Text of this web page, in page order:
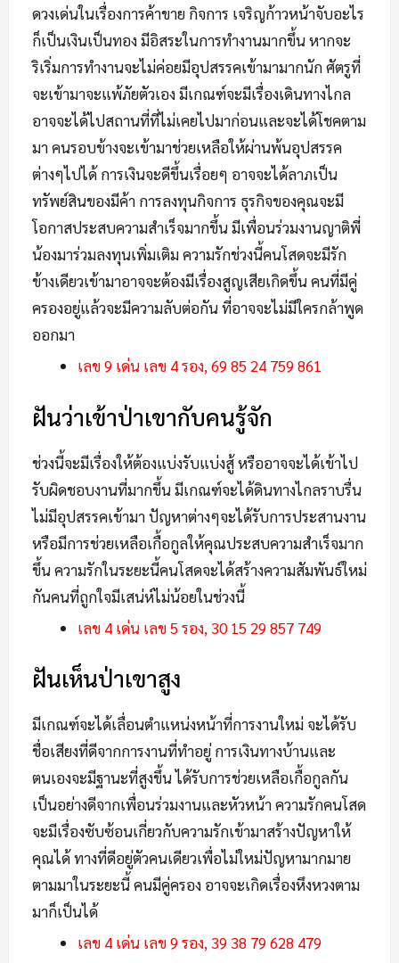
ดวงเด่นในเรื่องการค้าขาย กิจการ เจริญก้าวหน้าจับอะไร
ก็เป็นเงินเป็นทอง มีอิสระในการทำงานมากขึ้น หากจะ
ริเริ่มการทำงานจะไม่ค่อยมีอุปสรรคเข้ามามากนัก ศัตรูที่
จะเข้ามาจะแพ้ภัยตัวเอง มีเกณฑ์จะมีเรื่องเดินทางไกล
อาจจะได้ไปสถานที่ที่ไม่เคยไปมาก่อนและจะได้โชคตาม
มา คนรอบข้างจะเข้ามาช่วยเหลือให้ผ่านพ้นอุปสรรค
ต่างๆไปได้ การเงินจะดีขึ้นเรื่อยๆ อาจจะได้ลาภเป็น
ทรัพย์สินของมีค้า การลงทุนกิจการ ธุรกิจของคุณจะมี
โอกาสประสบความสำเร็จมากขึ้น มีเพื่อนร่วมงานญาติพี่
น้องมาร่วมลงทุนเพิ่มเติม ความรักช่วงนี้คนโสดจะมีรัก
ข้างเดียวเข้ามาอาจจะต้องมีเรื่องสูญเสียเกิดขึ้น คนที่มีคู่
ครองอยู่แล้วจะมีความลับต่อกัน ที่อาจจะไม่มีใครกล้าพูด
ออกมา
เลข 9 เด่น เลข 4 รอง, 69 85 24 759 861
ฝันว่าเข้าป่าเขากับคนรู้จัก
ช่วงนี้จะมีเรื่องให้ต้องแบ่งรับแบ่งสู้ หรืออาจจะได้เข้าไป
รับผิดชอบงานที่มากขึ้น มีเกณฑ์จะได้ดินทางไกลราบรื่น
ไม่มีอุปสรรคเข้ามา ปัญหาต่างๆจะได้รับการประสานงาน
หรือมีการช่วยเหลือเกื้อกูลให้คุณประสบความสำเร็จมาก
ขึ้น ความรักในระยะนี้คนโสดจะได้สร้างความสัมพันธ์ใหม่
กันคนที่ถูกใจมีเสน่ห์ไม่น้อยในช่วงนี้
เลข 4 เด่น เลข 5 รอง, 30 15 29 857 749
ฝันเห็นป่าเขาสูง
มีเกณฑ์จะได้เลื่อนตำแหน่งหน้าที่การงานใหม่ จะได้รับ
ชื่อเสียงที่ดีจากการงานที่ทำอยู่ การเงินทางบ้านและ
ตนเองจะมีฐานะที่สูงขึ้น ได้รับการช่วยเหลือเกื้อกูลกัน
เป็นอย่างดีจากเพื่อนร่วมงานและหัวหน้า ความรักคนโสด
จะมีเรื่องซับซ้อนเกี่ยวกับความรักเข้ามาสร้างปัญหาให้
คุณได้ ทางที่ดีอยู่ตัวคนเดียวเพื่อไม่ใหม่ปัญหามากมาย
ตามมาในระยะนี้ คนมีคู่ครอง อาจจะเกิดเรื่องหึงหวงตาม
มาก็เป็นได้
เลข 4 เด่น เลข 9 รอง, 39 38 79 628 479